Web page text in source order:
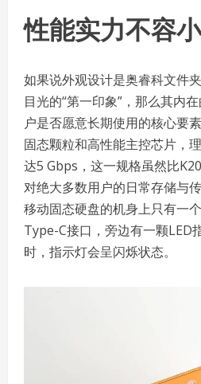
性能实力不容
如果说外观设计是奥睿科文件
目光的“第一印象”，那么其内
户是否愿意长期使用的核心要
固态颗粒和高性能主控芯片，
达5 Gbps，这一规格虽然比
对绝大多数用户的日常存储与
移动固态硬盘的机身上只有一
Type-C接口，旁边有一颗LED
时，指示灯会呈闪烁状态。